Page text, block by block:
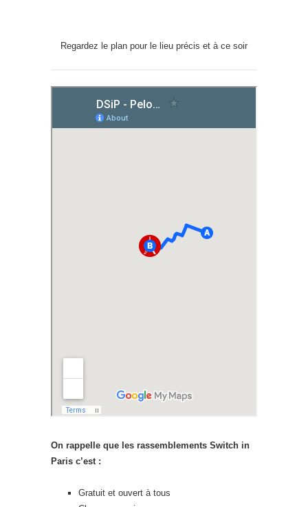
Regardez le plan pour le lieu précis et à ce soir
On rappelle que les rassemblements Switch in
Paris c’est :
Gratuit et ouvert à tous